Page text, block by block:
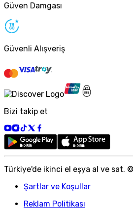
Güven Damgası
Güvenli Alışveriş
Bizi takip et
Türkiye'de ikinci el eşya al ve sat.
Şartlar ve Koşullar
Reklam Politikası